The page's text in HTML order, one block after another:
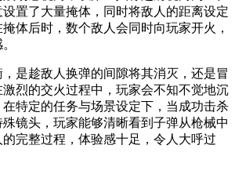
置了大量掩体，同时将敌人的距离设定
体后时，数个敌人会同时向玩家开火，
是趁敌人换弹的间隙将其消灭，还是冒
烈的交火过程中，玩家会不知不觉地沉
特定的任务与场景设定下，当成功击杀
镜头，玩家能够清晰看到子弹从枪械中
完整过程，体验感十足，令人大呼过